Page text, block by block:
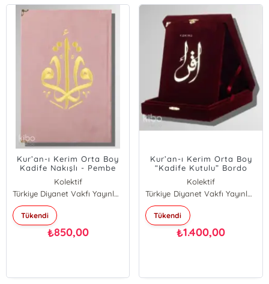
Kur’an-ı Kerim Orta Boy
Kadife Nakışlı - Pembe
Kolektif
Türkiye Diyanet Vakfı Yayınları
Tükendi
₺850,00
Kur’an-ı Kerim Orta Boy
“Kadife Kutulu” Bordo
Kolektif
Türkiye Diyanet Vakfı Yayınları
Tükendi
₺1.400,00